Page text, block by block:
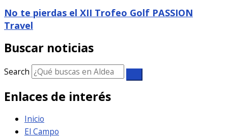
No te pierdas el XII Trofeo Golf PASSION
Travel
Buscar noticias
Search
Enlaces de interés
Inicio
El Campo